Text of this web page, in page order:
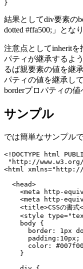
結果としてdiv要素の
dotted #ffa500;」とな
注意点としてinherit
パティが継承するよ
るば親要素の値を継
パティの値を継承し
borderプロパティの値
サンプル
では簡単なサンプル
<!DOCTYPE html
"http://
<html
  <head>
<meta http-
<meta http-
<title>CSSの書式
<style
    body {
border: 1px
      padding:10px;
color:
    }